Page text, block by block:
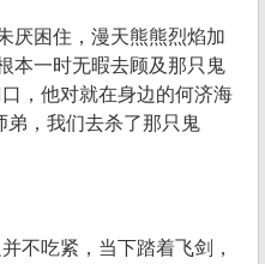
厌困住，漫天熊熊烈焰加
本一时无暇去顾及那只鬼
，他对就在身边的何济海
弟，我们去杀了那只鬼
不吃紧，当下踏着飞剑，